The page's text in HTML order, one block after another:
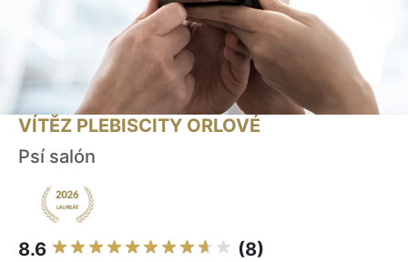
VÍTĚZ PLEBISCITY ORLOVÉ
Psí salón
8.6 (8)